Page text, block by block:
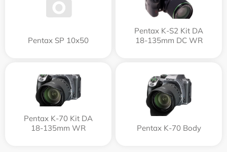
Pentax SP 10x50
Pentax K-S2 Kit DA
18-135mm DC WR
Pentax K-70 Kit DA
18-135mm WR
Pentax K-70 Body